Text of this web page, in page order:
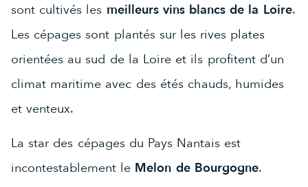
sont cultivés les meilleurs vins blancs de la Loire.
Les cépages sont plantés sur les rives plates
orientées au sud de la Loire et ils profitent d’un
climat maritime avec des étés chauds, humides
et venteux.
La star des cépages du Pays Nantais est
incontestablement le Melon de Bourgogne.